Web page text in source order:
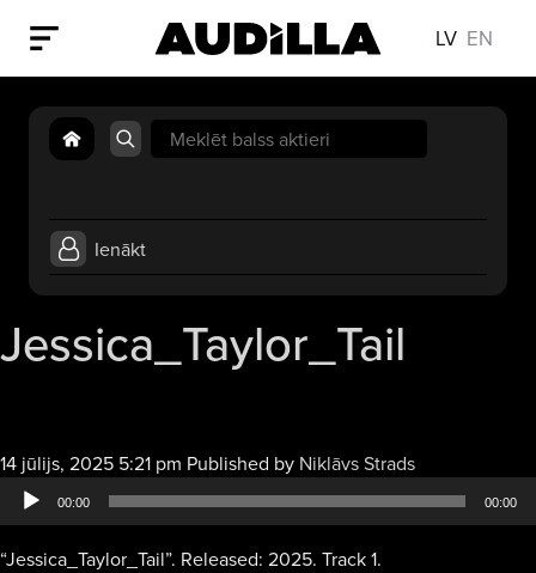
LV EN
Search
for:
Ienākt
Jessica_Taylor_Tail
14 jūlijs, 2025 5:21 pm Published by Niklāvs StradsAudio
atskaņotājs
00:00 00:00
“Jessica_Taylor_Tail”. Released: 2025. Track 1.